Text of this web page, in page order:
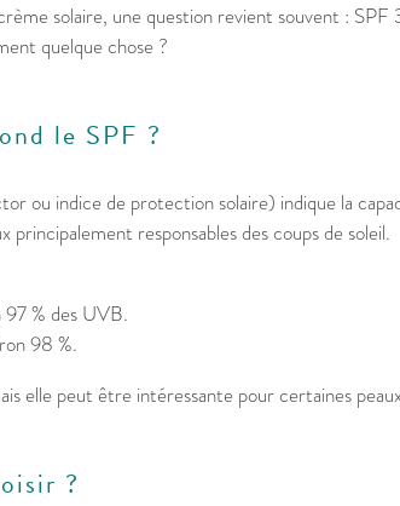
solaire, une question revient souvent :
quelque chose ?
le SPF ?
ou indice de protection solaire) indique la
responsables des coups de soleil.
% des UVB.
98 %.
elle peut être intéressante pour certaines
?